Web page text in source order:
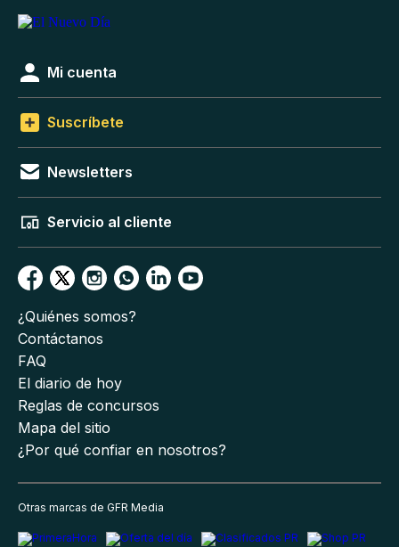
Mi cuenta
Suscríbete
Newsletters
Servicio al cliente
¿Quiénes somos?
Contáctanos
FAQ
El diario de hoy
Reglas de concursos
Mapa del sitio
¿Por qué confiar en nosotros?
Otras marcas de GFR Media